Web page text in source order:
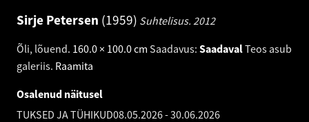
Sirje Petersen 1959 Suhtelisus. 2012
Õli, lõuend. 160.0 × 100.0 cm Saadavus: SaadavalTeos asub
galeriis. Raamita
Osalenud näitusel
TUKSED JA TÜHIKUD08.05.2026-30.06.2026